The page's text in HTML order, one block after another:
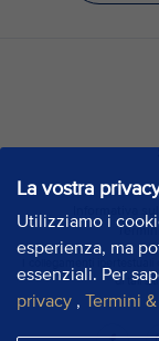
La vostra
Utilizziamo i
esperienza, ma
essenziali. Per
privacy , Termini